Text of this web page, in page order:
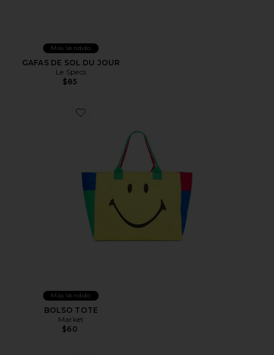
Más Vendido
GAFAS DE SOL DU JOUR
Le Specs
$85
Favorite BOLSO TOTE
Más Vendido
BOLSO TOTE
Market
$60